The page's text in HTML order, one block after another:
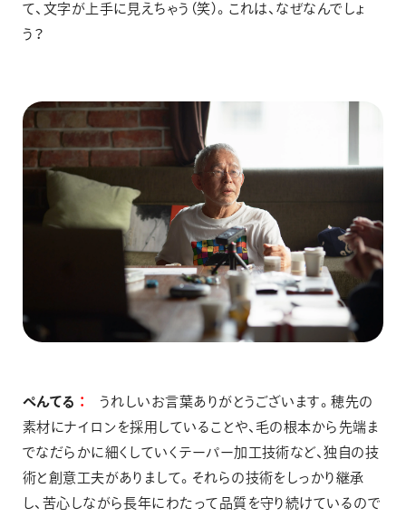
て、文字が上手に見えちゃう（笑）。これは、なぜなんでしょ
う？
ぺんてる
うれしいお言葉ありがとうございます。穂先の
素材にナイロンを採用していることや、毛の根本から先端ま
でなだらかに細くしていくテーパー加工技術など、独自の技
術と創意工夫がありまして。それらの技術をしっかり継承
し、苦心しながら長年にわたって品質を守り続けているので